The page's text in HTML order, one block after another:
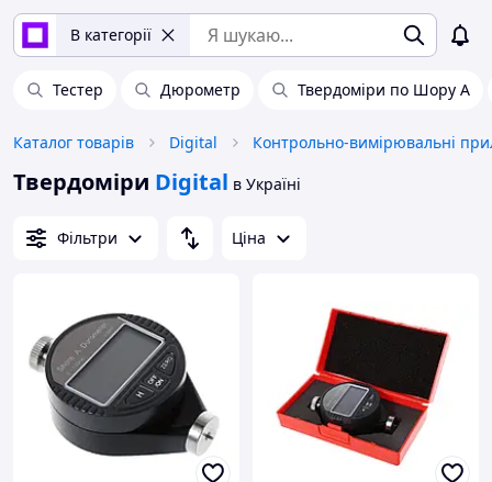
В категорії
Тестер Дюрометр Твердоміри по Шору А
Каталог товарів Digital Контрольно-вимірювальні
Твердоміри Digital в Україні
Фільтри Ціна